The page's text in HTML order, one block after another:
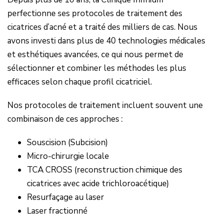
perfectionne ses protocoles de traitement des
cicatrices d’acné et a traité des milliers de cas. Nous
avons investi dans plus de 40 technologies médicales
et esthétiques avancées, ce qui nous permet de
sélectionner et combiner les méthodes les plus
efficaces selon chaque profil cicatriciel.
Nos protocoles de traitement incluent souvent une
combinaison de ces approches :
Souscision (Subcision)
Micro-chirurgie locale
TCA CROSS (reconstruction chimique des
cicatrices avec acide trichloroacétique)
Resurfaçage au laser
Laser fractionné